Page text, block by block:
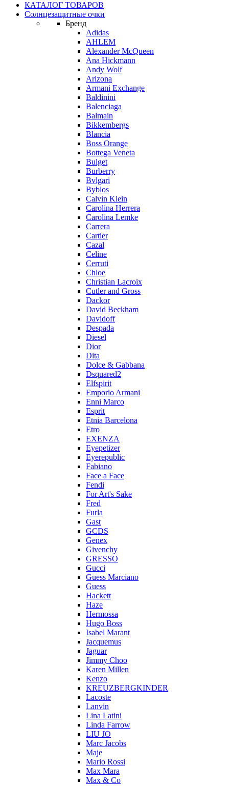
КАТАЛОГ ТОВАРОВ
Солнцезащитные очки
Бренд
Adidas
AHLEM
Alexander McQueen
Ana Hickmann
Andy Wolf
Arizona
Armani Exchange
Baldinini
Balenciaga
Balmain
Bikkembergs
Blancia
Boss Orange
Bottega Veneta
Bulget
Burberry
Bvlgari
Byblos
Calvin Klein
Carolina Herrera
Carolina Lemke
Carrera
Cartier
Cazal
Celine
Cerruti
Chloe
Christian Lacroix
Cutler and Gross
Dackor
David Beckham
Davidoff
Despada
Diesel
Dior
Dita
Dolce & Gabbana
Dsquared2
Elfspirit
Emporio Armani
Enni Marco
Esprit
Etnia Barcelona
Etro
EXENZA
Eyepetizer
Eyerepublic
Fabiano
Face a Face
Fendi
For Art's Sake
Fred
Furla
Gast
GCDS
Genex
Givenchy
GRESSO
Gucci
Guess Marciano
Guess
Hackett
Haze
Hermossa
Hugo Boss
Isabel Marant
Jacquemus
Jaguar
Jimmy Choo
Karen Millen
Kenzo
KREUZBERGKINDER
Lacoste
Lanvin
Lina Latini
Linda Farrow
LIU JO
Marc Jacobs
Maje
Mario Rossi
Max Mara
Max & Co